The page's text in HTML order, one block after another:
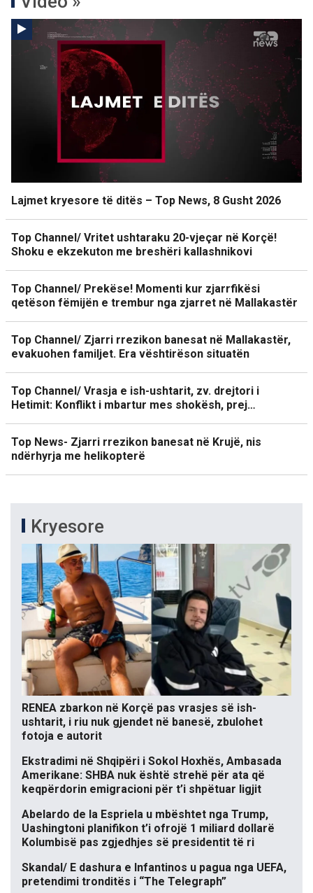
Lajmet kryesore të ditës – Top News, 8 Gusht 2026
Top Channel/ Vritet ushtaraku 20-vjeçar në Korçë!
Shoku e ekzekuton me breshëri kallashnikovi
Top Channel/ Prekëse! Momenti kur zjarrfikësi
qetëson fëmijën e trembur nga zjarret në Mallakastër
Top Channel/ Zjarri rrezikon banesat në Mallakastër,
evakuohen familjet. Era vështirëson situatën
Top Channel/ Vrasja e ish-ushtarit, zv. drejtori i
Hetimit: Konflikt i mbartur mes shokësh, prej…
Top News- Zjarri rrezikon banesat në Krujë, nis
ndërhyrja me helikopterë
Kryesore
RENEA zbarkon në Korçë pas vrasjes së ish-
ushtarit, i riu nuk gjendet në banesë, zbulohet
fotoja e autorit
Ekstradimi në Shqipëri i Sokol Hoxhës, Ambasada
Amerikane: SHBA nuk është strehë për ata që
keqpërdorin emigracioni për t’i shpëtuar ligjit
Abelardo de la Espriela u mbështet nga Trump,
Uashingtoni planifikon t’i ofrojë 1 miliard dollarë
Kolumbisë pas zgjedhjes së presidentit të ri
Skandal/ E dashura e Infantinos u pagua nga UEFA,
pretendimi tronditës i “The Telegraph”